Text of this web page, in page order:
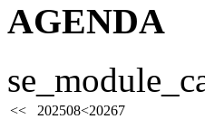
AGENDA
<< 202508<20267